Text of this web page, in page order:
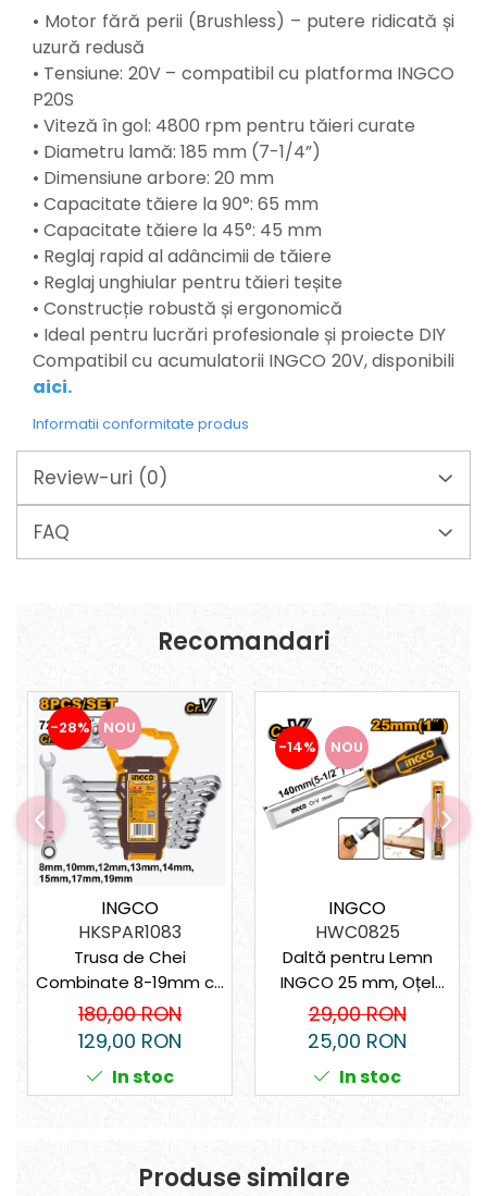
Aparate de Tăiat Gresie
Briceag multifuncțional
Ciocan
Clești
Dălți pentru Lemn
Menghine
Scule pentru Gresie și Sticlă
Scule pentru grădină
Suflantă frunze
Suporturi laptop
Tirbușoane și deschizătoare de
sticle
Trafalet
Trimmere
Unelte pentru altoit
Unelte pentru grădină
Greble
Motoforeze și Burghie de Pământ
Ventilatoare
• Motor fără perii (Brushless) – putere ridicată și
uzură redusă
• Tensiune: 20V – compatibil cu platforma INGCO
P20S
• Viteză în gol: 4800 rpm pentru tăieri curate
• Diametru lamă: 185 mm (7-1/4”)
• Dimensiune arbore: 20 mm
• Capacitate tăiere la 90°: 65 mm
• Capacitate tăiere la 45°: 45 mm
• Reglaj rapid al adâncimii de tăiere
• Reglaj unghiular pentru tăieri teșite
• Construcție robustă și ergonomică
• Ideal pentru lucrări profesionale și proiecte DIY
Compatibil cu acumulatorii INGCO 20V, disponibili
aici.
Informatii conformitate produs
Review-uri (0)
FAQ
Recomandari
-28% NOU
INGCO
HKSPAR1083
Trusa de Chei
Combinate 8-19mm cu
Clichet și Cap Flexibil –
Precizie și Durabilitate
180,00 RON
129,00 RON
In stoc
-14% NOU
INGCO
HWC0825
Daltă pentru Lemn
INGCO 25 mm, Oțel
Cr‑V, Mâner Ergonomic
29,00 RON
25,00 RON
In stoc
Produse similare